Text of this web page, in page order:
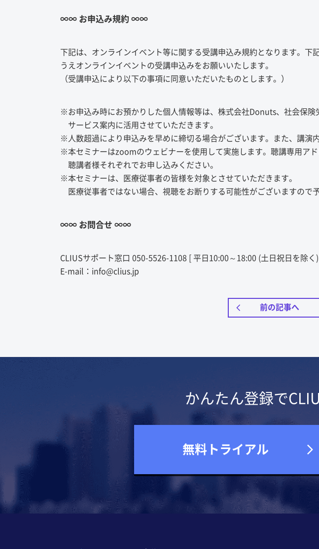
∞∞ お申込み規約 ∞∞
下記は、オンラインイベント等に関する受講申込み規約となります。下
うえオンラインイベントの受講申込みをお願いいたします。
（受講申込により以下の事項に同意いただいたものとします。）
※お申込み時にお預かりした個人情報等は、株式会社Donuts、社会保険
サービス案内に活用させていただきます。
※人数超過により申込みを早めに締切る場合がございます。また、講演
※本セミナーはzoomのウェビナーを使用して実施します。聴講専用アド
聴講者様それぞれでお申し込みください。
※本セミナーは、医療従事者の皆様を対象とさせていただきます。
医療従事者ではない場合、視聴をお断りする可能性がございますので
∞∞ お問合せ ∞∞
CLIUSサポート窓口 050-5526-1108 [ 平日10:00～18:00 (土日祝日を除く) ]
E-mail：info@clius.jp
前の記事へ
かんたん登録で
無料トライアル